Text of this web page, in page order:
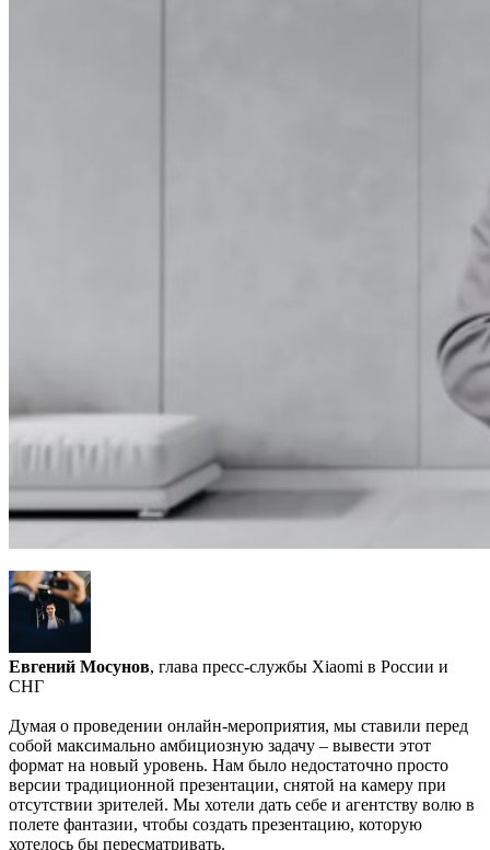
Евгений Мосунов, глава пресс-службы Xiaomi в России и
СНГ
Думая о проведении онлайн-мероприятия, мы ставили перед
собой максимально амбициозную задачу – вывести этот
формат на новый уровень. Нам было недостаточно просто
версии традиционной презентации, снятой на камеру при
отсутствии зрителей. Мы хотели дать себе и агентству волю в
полете фантазии, чтобы создать презентацию, которую
хотелось бы пересматривать.